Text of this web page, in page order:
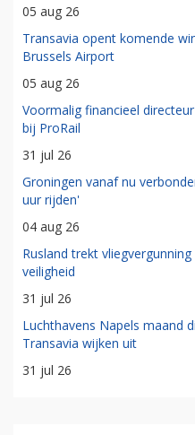
05 aug 26
Transavia opent komende
Brussels Airport
05 aug 26
Voormalig financieel
bij ProRail
31 jul 26
Groningen vanaf nu
uur rijden'
04 aug 26
Rusland trekt
veiligheid
31 jul 26
Luchthavens Napels maand
Transavia wijken uit
31 jul 26